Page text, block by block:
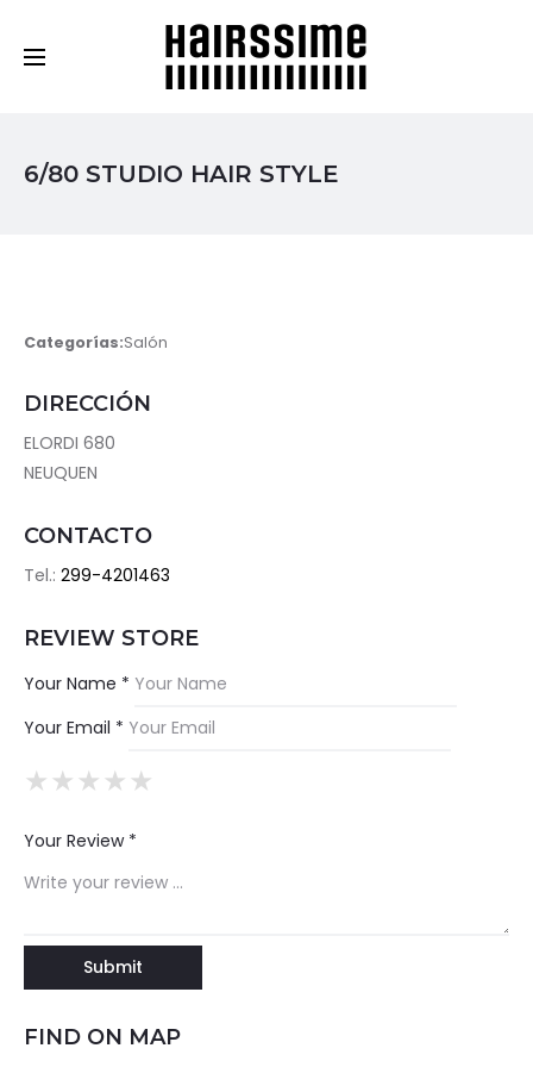
6/80 STUDIO HAIR STYLE
Categorías:Salón
DIRECCIÓN
ELORDI 680
NEUQUEN
CONTACTO
Tel.: 299-4201463
REVIEW STORE
Your Name *
Your Email *
★
★★
★★★
★★★★
★★★★★
Your Review *
FIND ON MAP